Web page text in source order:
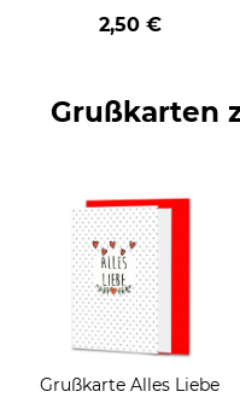
2,50 €
Grußkarten
Grußkarte Alles Liebe